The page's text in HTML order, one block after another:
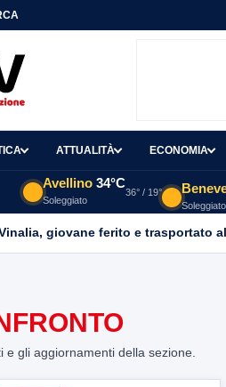
ATTUALITÀ ECONOMIA
Avellino 34°C
Soleggiato
36° / 19°
Soleggiato
giovane ferito e trasportato
gli aggiornamenti della sezione.